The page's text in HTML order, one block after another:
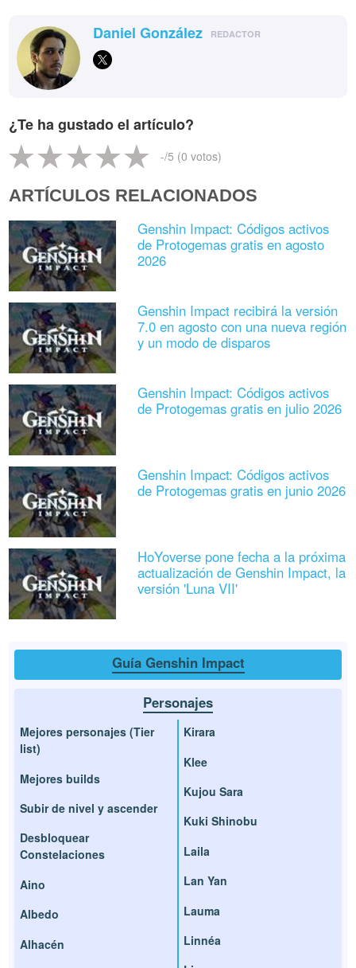
Daniel González REDACTOR
¿Te ha gustado el artículo?
-/5 (0 votos)
ARTÍCULOS RELACIONADOS
Genshin Impact: Códigos activos
de Protogemas gratis en agosto
2026
Genshin Impact recibirá la versión
7.0 en agosto con una nueva región
y un modo de disparos
Genshin Impact: Códigos activos
de Protogemas gratis en julio 2026
Genshin Impact: Códigos activos
de Protogemas gratis en junio 2026
HoYoverse pone fecha a la próxima
actualización de Genshin Impact, la
versión 'Luna VII'
Guía Genshin Impact
Personajes
Mejores personajes (Tier
list)
Mejores builds
Subir de nivel y ascender
Desbloquear
Constelaciones
Aino
Albedo
Alhacén
Kirara
Klee
Kujou Sara
Kuki Shinobu
Laila
Lan Yan
Lauma
Linnéa